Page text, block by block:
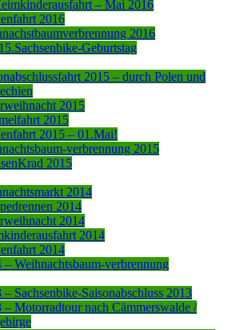
– Mai 2016
2016
2016
Geburtstag
2015 – durch Polen und
2015
2015
2015 – 01.Mai!
verbrennung 2015
2015
2014
2014
2014
2014
2014
– Weihnachtsbaum-verbrennung
– Sachsenbike-Saisonabschluss 2013
– Motorradtour nach Cämmerswalde /